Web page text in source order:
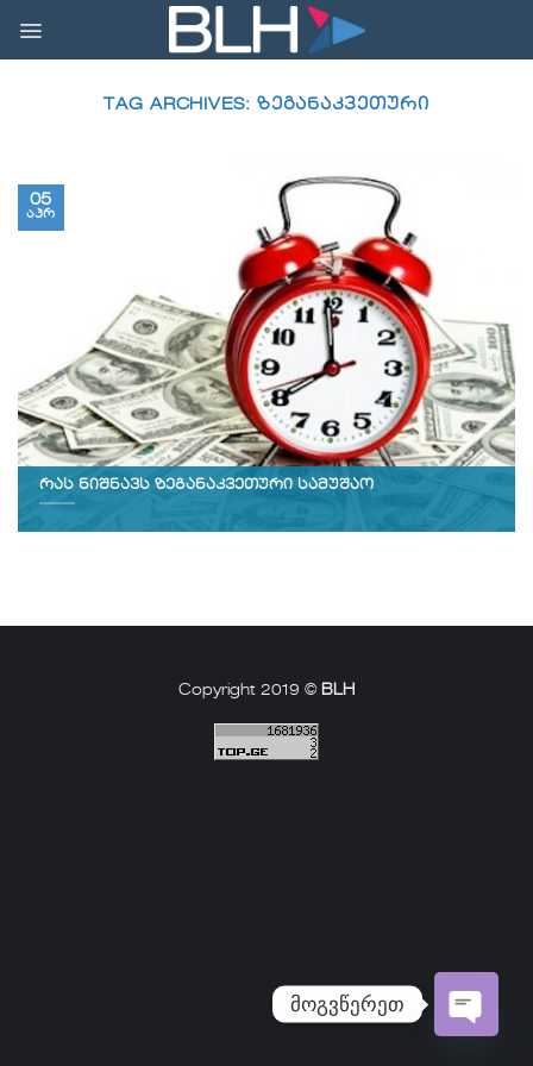
content
TAG ARCHIVES:ᲖᲔᲒᲐᲜᲐᲙᲕᲔᲗᲣᲠᲘ
რას ნიშნავს ზეგანაკვეთური სამუშაო
05
აპრ
Copyright 2019 © BLH
მოგვწერეთ